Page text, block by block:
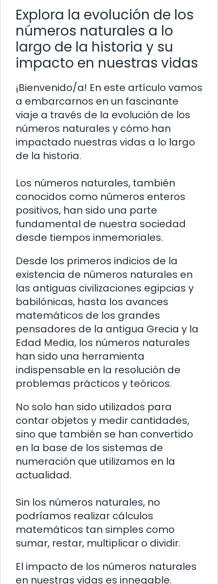
Explora la evolución de los
números naturales a lo
largo de la historia y su
impacto en nuestras vidas
¡Bienvenido/a! En este artículo vamos
a embarcarnos en un fascinante
viaje a través de la evolución de los
números naturales y cómo han
impactado nuestras vidas a lo largo
de la historia.
Los números naturales, también
conocidos como números enteros
positivos, han sido una parte
fundamental de nuestra sociedad
desde tiempos inmemoriales.
Desde los primeros indicios de la
existencia de números naturales en
las antiguas civilizaciones egipcias y
babilónicas, hasta los avances
matemáticos de los grandes
pensadores de la antigua Grecia y la
Edad Media, los números naturales
han sido una herramienta
indispensable en la resolución de
problemas prácticos y teóricos.
No solo han sido utilizados para
contar objetos y medir cantidades,
sino que también se han convertido
en la base de los sistemas de
numeración que utilizamos en la
actualidad.
Sin los números naturales, no
podríamos realizar cálculos
matemáticos tan simples como
sumar, restar, multiplicar o dividir.
El impacto de los números naturales
en nuestras vidas es innegable.